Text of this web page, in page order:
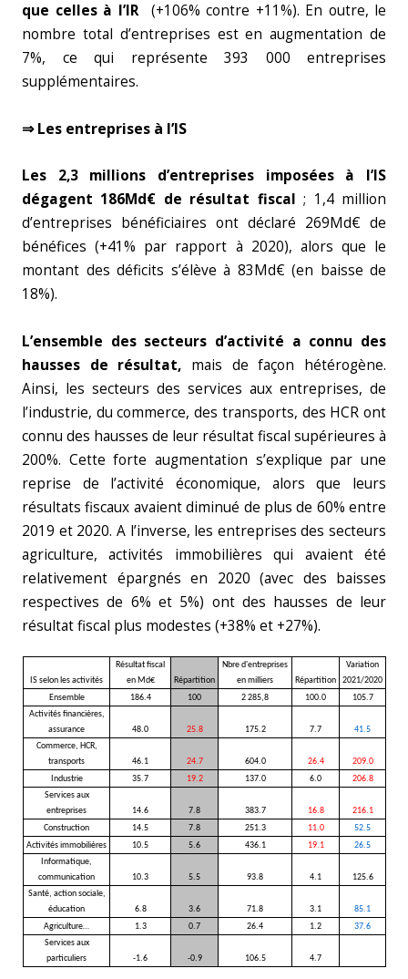
que celles à l’IR(+106% contre +11%). En outre, le
nombre total d’entreprises est en augmentation de
7%, ce qui représente 393 000 entreprises
supplémentaires.
⇒ Les entreprises à l’IS
Les 2,3 millions d’entreprises imposées à l’IS
dégagent 186Md€ de résultat fiscal ; 1,4 million
d’entreprises bénéficiaires ont déclaré 269Md€ de
bénéfices (+41% par rapport à 2020), alors que le
montant des déficits s’élève à 83Md€ (en baisse de
18%).
L’ensemble des secteurs d’activité a connu des
hausses de résultat, mais de façon hétérogène.
Ainsi, les secteurs des services aux entreprises, de
l’industrie, du commerce, des transports, des HCR ont
connu des hausses de leur résultat fiscal supérieures à
200%. Cette forte augmentation s’explique par une
reprise de l’activité économique, alors que leurs
résultats fiscaux avaient diminué de plus de 60% entre
2019 et 2020. A l’inverse, les entreprises des secteurs
agriculture, activités immobilières qui avaient été
relativement épargnés en 2020 (avec des baisses
respectives de 6% et 5%) ont des hausses de leur
résultat fiscal plus modestes (+38% et +27%).
IS selon les activités
Résultat fiscal
en Md€
Répartition
Nbre d'entreprises
en milliers
Répartition
Variation
2021/2020
Ensemble
186.4 100 2 285,8 100.0
105.7
Activités financières,
assurance
48.0 25.8 175.2 7.7
41.5
Commerce, HCR,
transports
46.1 24.7 604.0 26.4
209.0
Industrie
35.7 19.2 137.0 6.0
206.8
Services aux
entreprises
14.6 7.8 383.7 16.8
216.1
Construction
14.5 7.8 251.3 11.0
52.5
Activités immobilières
10.5 5.6 436.1 19.1
26.5
Informatique,
communication
10.3 5.5 93.8 4.1
125.6
Santé, action sociale,
éducation
6.8 3.6 71.8 3.1
85.1
Agriculture…
1.3 0.7 26.4 1.2
37.6
Services aux
particuliers
-1.6 -0.9 106.5 4.7